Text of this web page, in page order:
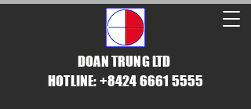
DOAN TRUNG LTD
HOTLINE: +8424 6661 5555